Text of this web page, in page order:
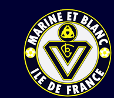
content